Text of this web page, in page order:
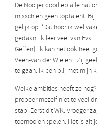
De Nooijer doorliep alle
misschien geen toptalent. Bij
gelijk op. ‘Dat hoor ik wel
gedaan. Ik leer veel van Eva
Geffen]. Ik kan het ook heel
Veen-van der Wielen]. Zij
te gaan. Ik ben blij met mijn
Welke ambities heeft ze
probeer mezelf niet te veel
stap. Eerst dit WK. Vroeger
toernooien spelen. Het is